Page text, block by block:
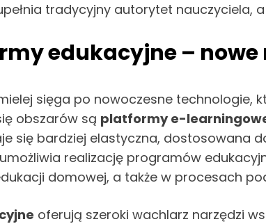
tradycyjny autorytet nauczyciela,
edukacyjne –
sięga po nowoczesne
obszarów są platformy e-
się bardziej elastyczna,
umożliwia realizację programów
domowej, a także w procesach
oferują szeroki wachlarz narzędzi